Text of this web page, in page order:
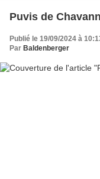
Puvis de
Publié le 19/09/2024 à
Par Baldenberger